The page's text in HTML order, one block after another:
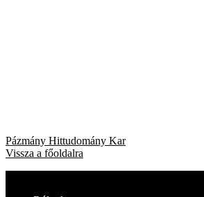
Bejegyzés
navigáció
Previous
post:
Pázmány Hittudomány Kar
Vissza a főoldalra